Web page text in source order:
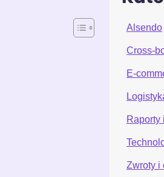
Alsendo
Cross-
E-
Raporty
Zwroty i